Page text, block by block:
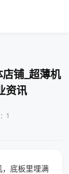
铺_超薄机
资讯
1
底板里埋满